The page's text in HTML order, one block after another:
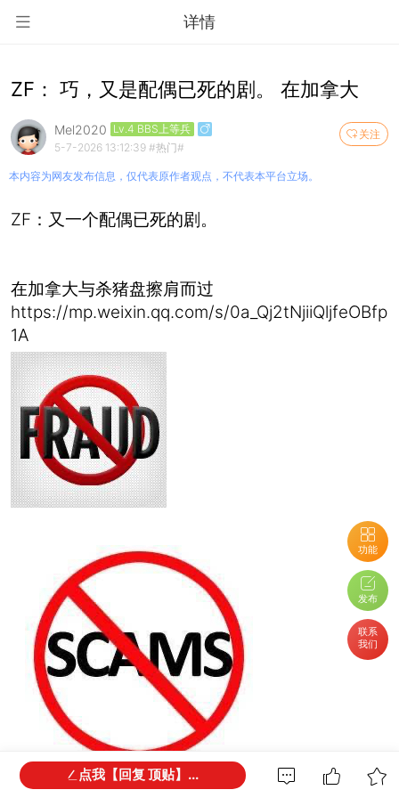
详情
功能
发布
联系
我们
ZF： 巧，又是配偶已死的剧。 在加拿大
关注
Mel2020 Lv.4 BBS上等兵
5-7-2026 13:12:39 #热门#
本内容为网友发布信息，仅代表原作者观点，不代表本平台立场。
ZF：又一个配偶已死的剧。
在加拿大与杀猪盘擦肩而过
https://mp.weixin.qq.com/s/0a_Qj2tNjiiQljfeOBfp
1A
点我【回复 顶贴】...